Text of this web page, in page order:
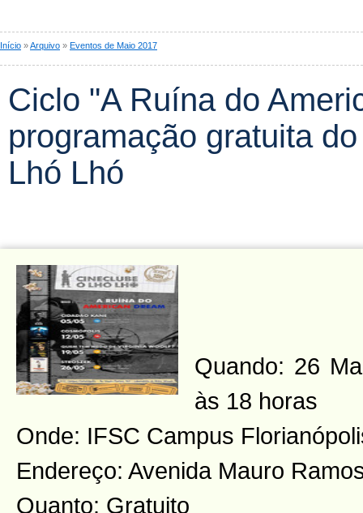
Início »Arquivo » Eventos de Maio 2017
Ciclo "A Ruína do
programação gratuita
Lhó Lhó
Quando: 26
às 18 horas
Onde: IFSC Campus
Endereço: Avenida Mauro
Quanto: Gratuito